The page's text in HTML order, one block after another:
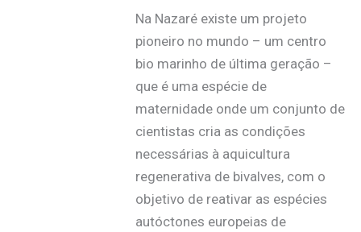
Na Nazaré existe um projeto
pioneiro no mundo – um centro
bio marinho de última geração –
que é uma espécie de
maternidade onde um conjunto de
cientistas cria as condições
necessárias à aquicultura
regenerativa de bivalves, com o
objetivo de reativar as espécies
autóctones europeias de